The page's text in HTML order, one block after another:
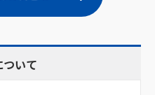
いて